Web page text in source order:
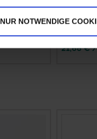
NUR NOTWENDIGE
21,68 €